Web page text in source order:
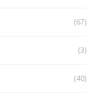
(67)
(3)
(40)